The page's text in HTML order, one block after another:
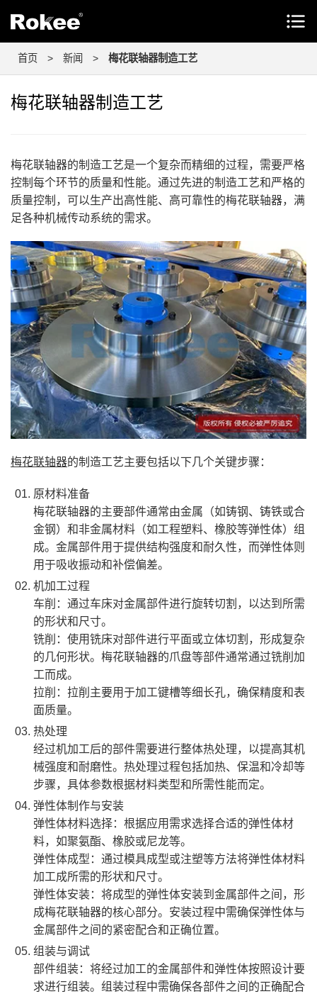
首页 > 新闻 > 梅花联轴器制造工艺
梅花联轴器制造工艺
梅花联轴器的制造工艺是一个复杂而精细的过程，需要严格
控制每个环节的质量和性能。通过先进的制造工艺和严格的
质量控制，可以生产出高性能、高可靠性的梅花联轴器，满
足各种机械传动系统的需求。
梅花联轴器的制造工艺主要包括以下几个关键步骤：
原材料准备
梅花联轴器的主要部件通常由金属（如铸钢、铸铁或合
金钢）和非金属材料（如工程塑料、橡胶等弹性体）组
成。金属部件用于提供结构强度和耐久性，而弹性体则
用于吸收振动和补偿偏差。
机加工过程
‌车削‌：通过车床对金属部件进行旋转切割，以达到所需
的形状和尺寸。
‌铣削‌：使用铣床对部件进行平面或立体切割，形成复杂
的几何形状。梅花联轴器的爪盘等部件通常通过铣削加
工而成。
‌拉削‌：拉削主要用于加工键槽等细长孔，确保精度和表
面质量。
热处理
经过机加工后的部件需要进行整体热处理，以提高其机
械强度和耐磨性。热处理过程包括加热、保温和冷却等
步骤，具体参数根据材料类型和所需性能而定。
弹性体制作与安装
‌弹性体材料选择‌：根据应用需求选择合适的弹性体材
料，如聚氨酯、橡胶或尼龙等。
‌弹性体成型‌：通过模具成型或注塑等方法将弹性体材料
加工成所需的形状和尺寸。
‌弹性体安装‌：将成型的弹性体安装到金属部件之间，形
成梅花联轴器的核心部分。安装过程中需确保弹性体与
金属部件之间的紧密配合和正确位置。
组装与调试
‌部件组装‌：将经过加工的金属部件和弹性体按照设计要
求进行组装。组装过程中需确保各部件之间的正确配合